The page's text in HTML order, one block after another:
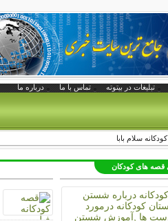
تبلیغات در بیتوته تماس با ما درباره ما
سلام بابا
قصه های کودکان